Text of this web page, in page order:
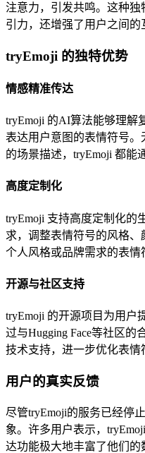
注意力，引发共鸣。这种
引力，还增强了用户之间的
tryEmoji 的独特优势
情感精准传达
tryEmoji 的AI算法能够理解
表达用户意图的表情符号
的场景描述，tryEmoji 都能
高度定制化
tryEmoji 支持高度定制化的
求，调整表情符号的风格
个人风格或品牌需求的表情
开源与社区支持
tryEmoji 的开源项目为用户
过与Hugging Face等社区的
技术支持，进一步优化表情
用户的真实反馈
尽管tryEmoji的服务已经停
象。许多用户表示，
达功能极大地丰富了他们